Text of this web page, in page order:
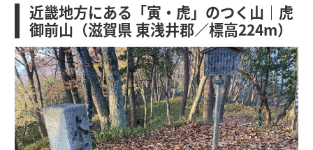
近畿地方にある「寅・虎」のつく山｜虎
御前山（滋賀県 東浅井郡／標高224m）